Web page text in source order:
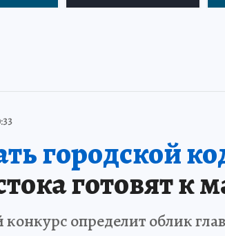
городской
готовят
определит облик